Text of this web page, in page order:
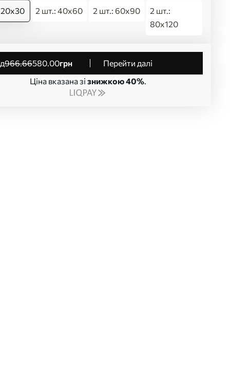
2 шт.: 40x60 2 шт.: 60x90
2 шт.:
80x120
966.66580.00грн
Перейти далі
Ціна вказана зі знижкою 40%.